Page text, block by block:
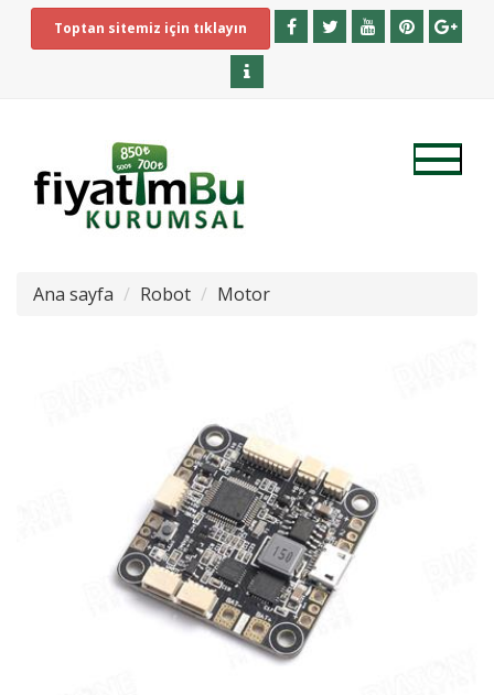
Toptan sitemiz için tıklayın
Ana sayfa Robot Motor